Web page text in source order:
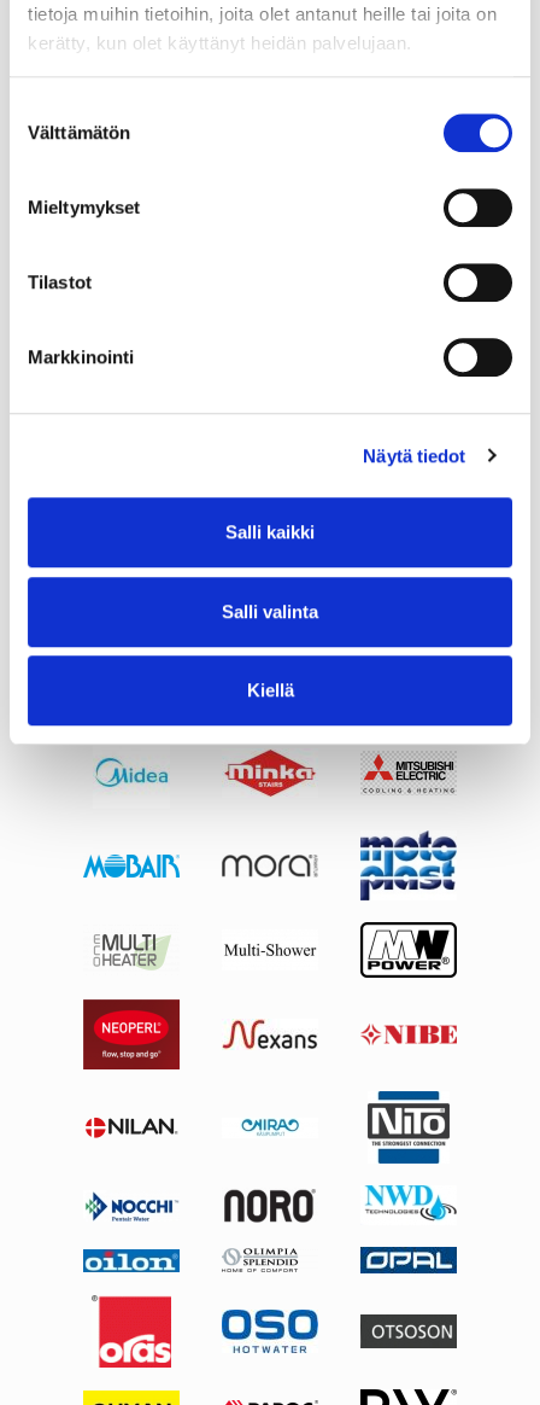
tietoja muihin tietoihin, joita olet antanut heille tai joita on
kerätty, kun olet käyttänyt heidän palvelujaan.
valinta
Välttämätön
Mieltymykset
Tilastot
Markkinointi
Näytä tiedot
Salli kaikki
Salli valinta
Kiellä